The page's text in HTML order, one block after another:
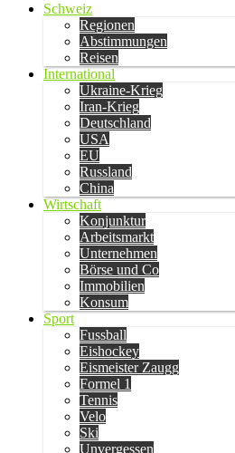
Schweiz
Regionen
Abstimmungen
Reisen
International
Ukraine-Krieg
Iran-Krieg
Deutschland
USA
EU
Russland
China
Wirtschaft
Konjunktur
Arbeitsmarkt
Unternehmen
Börse und Co
Immobilien
Konsum
Sport
Fussball
Eishockey
Eismeister Zaugg
Formel 1
Tennis
Velo
Ski
Unvergessen